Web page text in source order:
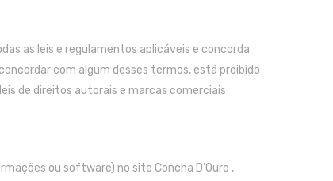
as leis e regulamentos aplicáveis ​​e concorda
com algum desses termos, está proibido
de direitos autorais e marcas comerciais
ou software) no site Concha D’Ouro ,